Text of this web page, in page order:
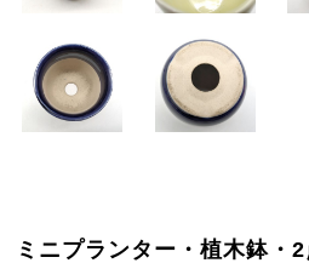
ミニプランター・植木鉢・